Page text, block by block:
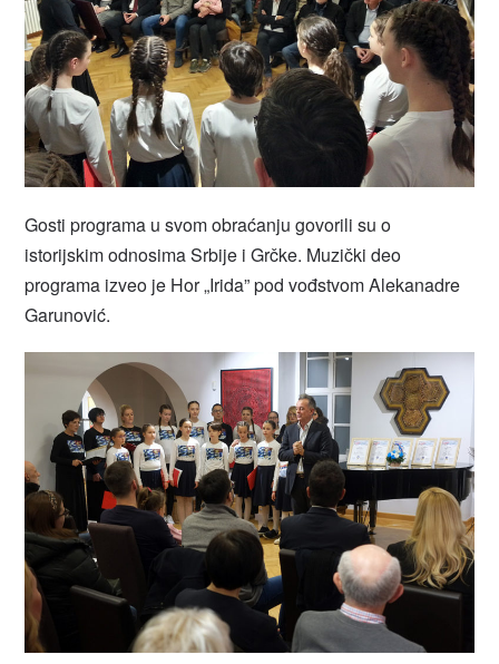
Gosti programa u svom obraćanju govorili su o
istorijskim odnosima Srbije i Grčke. Muzički deo
programa izveo je Hor „Irida” pod vođstvom Alekanadre
Garunović.